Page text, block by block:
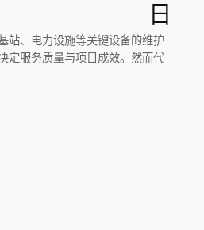
日
站、电力设施等关键设备的维护
定服务质量与项目成效。然而代